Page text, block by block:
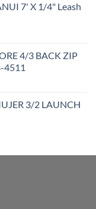
7' X 1/4" Leash
4/3 BACK ZIP
4511
3/2 LAUNCH